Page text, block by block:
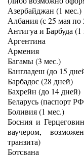
Азербайджан (1 мес.)
Албания (с 25 мая по
Антигуа и Барбуда (1
Аргентина
Армения
Багамы (3 мес.)
Бангладеш (до 15
Барбадос (28 дней)
Бахрейн (до 14 дней)
Беларусь (паспорт
Боливия (1 мес.)
Босния и
ваучером,
транзита)
Ботсвана